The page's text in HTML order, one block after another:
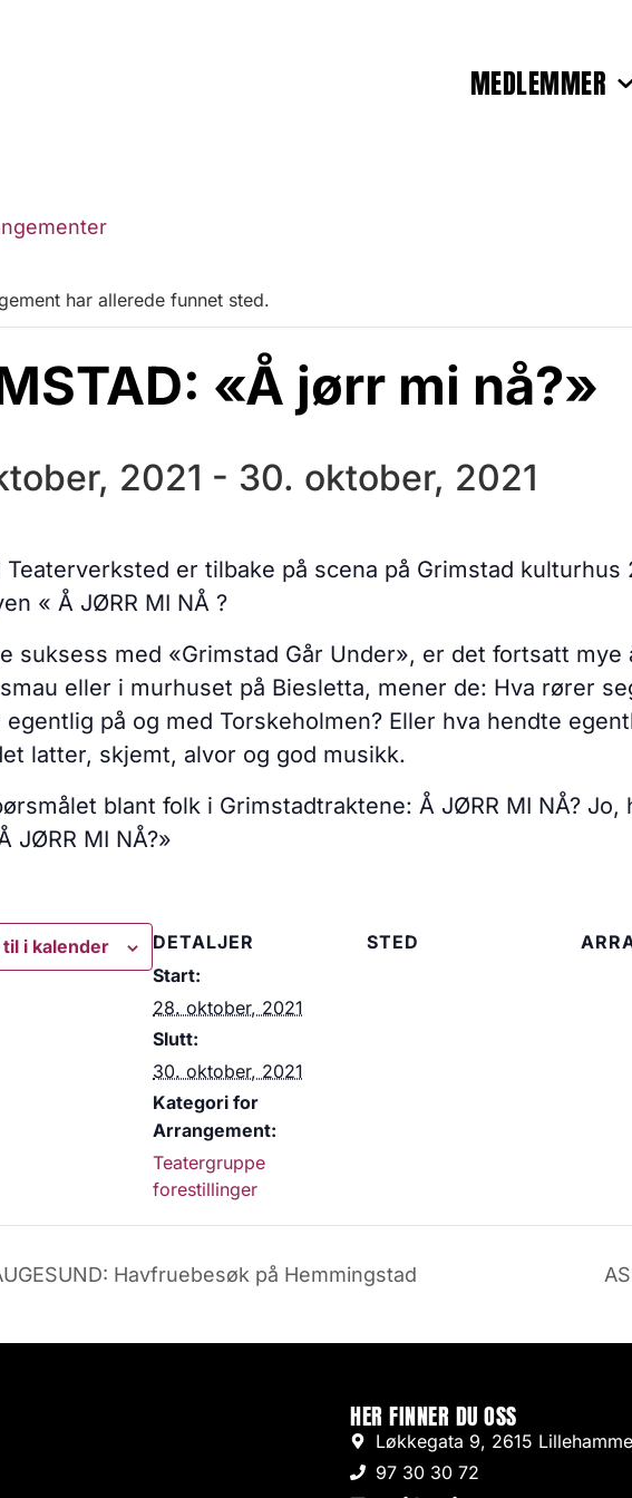
MEDLEMMER
har allerede funnet sted.
«Å jørr mi nå?»
2021 - 30. oktober, 2021
Teaterverksted er tilbake på scena på Grimstad
« Å JØRR MI NÅ ?
suksess med «Grimstad Går Under», er det fortsatt
eller i murhuset på Biesletta, mener de: Hva rører
egentlig på og med Torskeholmen? Eller hva hendte
latter, skjemt, alvor og god musikk.
blant folk i Grimstadtraktene: Å JØRR MI NÅ?
JØRR MI NÅ?»
til i kalender
DETALJER
Start:
28. oktober, 2021
Slutt:
30. oktober, 2021
Kategori for
Arrangement:
Teatergruppe
forestillinger
STED
Havfruebesøk på Hemmingstad
HER FINNER DU OSS
Løkkegata 9, 2615
97 30 30 72